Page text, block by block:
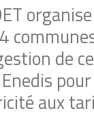
de
aux